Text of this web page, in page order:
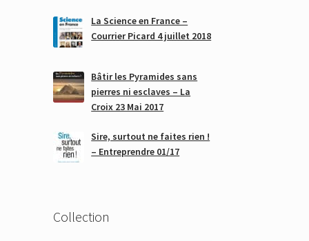
La Science en France –
Courrier Picard 4 juillet 2018
Bâtir les Pyramides sans
pierres ni esclaves – La
Croix 23 Mai 2017
Sire, surtout ne faites rien !
– Entreprendre 01/17
Collection